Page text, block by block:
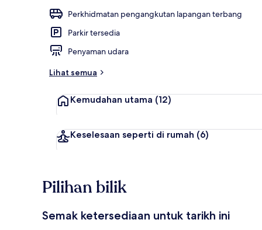
Perkhidmatan pengangkutan lapangan terbang
Parkir tersedia
Penyaman udara
Lihat semua
Kemudahan utama (12)
Keselesaan seperti di rumah (6)
Pilihan bilik
Semak ketersediaan untuk tarikh ini